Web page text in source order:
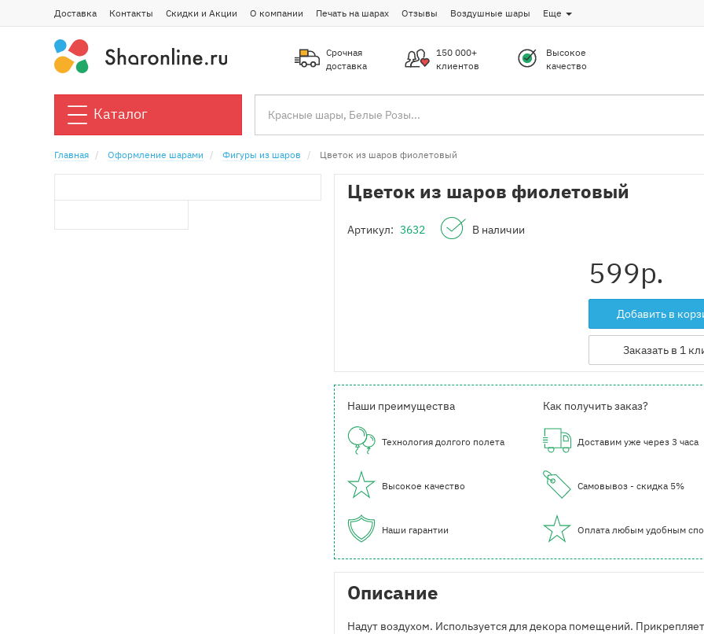
Доставка Контакты Скидки и Акции О компании Печать на шарах Отзывы Воздушные шары Еще
Срочная
доставка
150 000+
клиентов
Высокое
качество
Каталог
Главная Оформление шарами Фигуры из шаров Цветок из шаров фиолетовый
Цветок из шаров фиолетовый
Артикул: 3632 В наличии
599р.
Добавить в
Заказать в 1
Наши преимущества
Технология долгого полета
Высокое качество
Наши гарантии
Как получить заказ?
Доставим уже через 3 часа
Самовывоз - скидка 5%
Оплата любым удобным
Описание
Надут воздухом. Используется для декора помещений.